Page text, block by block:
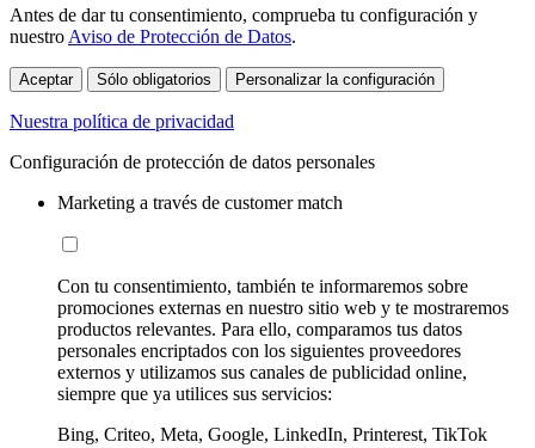
Antes de dar tu consentimiento, comprueba tu configuración y
nuestro Aviso de Protección de Datos.
Aceptar Sólo obligatorios Personalizar la configuración
Nuestra política de privacidad
Configuración de protección de datos personales
Marketing a través de customer match
Con tu consentimiento, también te informaremos sobre
promociones externas en nuestro sitio web y te mostraremos
productos relevantes. Para ello, comparamos tus datos
personales encriptados con los siguientes proveedores
externos y utilizamos sus canales de publicidad online,
siempre que ya utilices sus servicios:
Bing, Criteo, Meta, Google, LinkedIn, Printerest, TikTok